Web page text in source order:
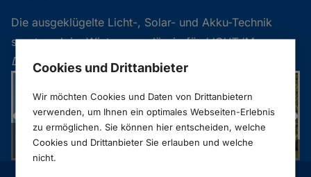
Cookies und Drittanbieter
Wir möchten Cookies und Daten von Drittanbietern
verwenden, um Ihnen ein optimales Webseiten-Erlebnis
zu ermöglichen. Sie können hier entscheiden, welche
Cookies und Drittanbieter Sie erlauben und welche
nicht.
Die ausgeklügelte Licht-, Solar- und Akku-Technik
sorgt auch im Winter zuverlässig fürLICHT IM
DUNKELN!
Verlässliche
Beleuchtung mit MWI
Solarleuchten
MWI Solarleuchte
"LUX"
MWI Solarleuchte